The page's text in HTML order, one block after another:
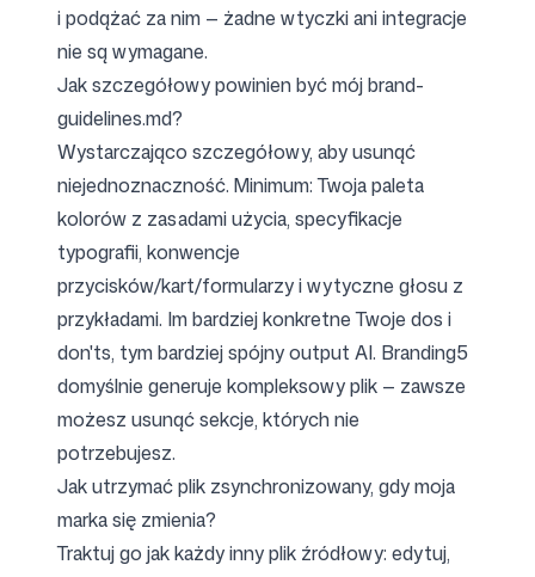
i podążać za nim — żadne wtyczki ani integracje
nie są wymagane.
Jak szczegółowy powinien być mój brand-
guidelines.md?
Wystarczająco szczegółowy, aby usunąć
niejednoznaczność. Minimum: Twoja paleta
kolorów z zasadami użycia, specyfikacje
typografii, konwencje
przycisków/kart/formularzy i wytyczne głosu z
przykładami. Im bardziej konkretne Twoje dos i
don'ts, tym bardziej spójny output AI. Branding5
domyślnie generuje kompleksowy plik — zawsze
możesz usunąć sekcje, których nie
potrzebujesz.
Jak utrzymać plik zsynchronizowany, gdy moja
marka się zmienia?
Traktuj go jak każdy inny plik źródłowy: edytuj,